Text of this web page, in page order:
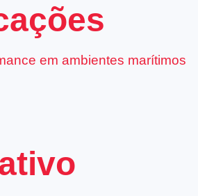
em ambientes marítimos